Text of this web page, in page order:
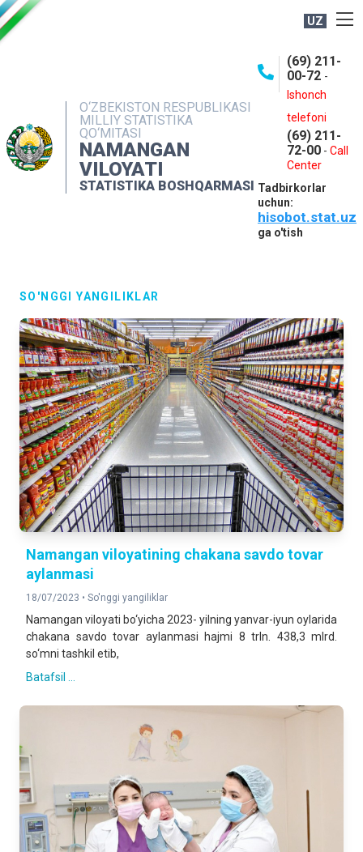
UZ
O‘ZBEKISTON RESPUBLIKASI
MILLIY STATISTIKA
QO‘MITASI
NAMANGAN
VILOYATI
STATISTIKA BOSHQARMASI
(69) 211-
00-72 -
Ishonch
telefoni
(69) 211-
72-00 - Call
Center
Tadbirkorlar
uchun:
hisobot.stat.uz
ga o'tish
NASHRLAR
INTERAKTIV XIZMATLAR
MATBUOT XIZMATI
MUROJAATLAR
SO'NGGI YANGILIKLAR
Namangan viloyatining chakana savdo tovar
aylanmasi
18/07/2023 • So'nggi yangiliklar
Namangan viloyati bo‘yicha 2023- yilning yanvar-iyun oylarida
chakana savdo tovar aylanmasi hajmi 8 trln. 438,3 mlrd.
so‘mni tashkil etib,
Batafsil ...